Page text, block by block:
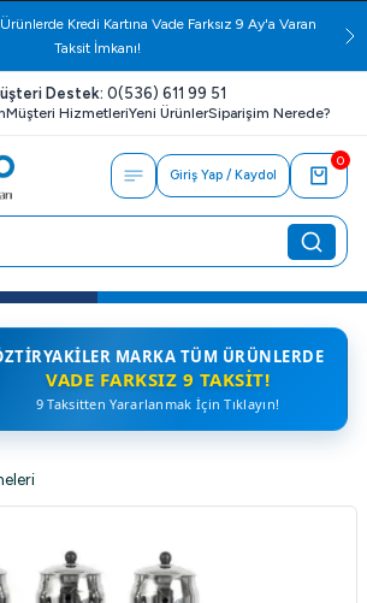
Kredi Kartına Vade Farksız 9 Ay'a Varan
Taksit İmkanı!
Destek: 0(536) 611 99 51
Müşteri HizmetleriYeni ÜrünlerSiparişim Nerede?
Giriş Yap / Kaydol
0
MARKA TÜM ÜRÜNLERDE
VADE FARKSIZ 9 TAKSIT!
9 Taksitten Yararlanmak İçin Tıklayın!